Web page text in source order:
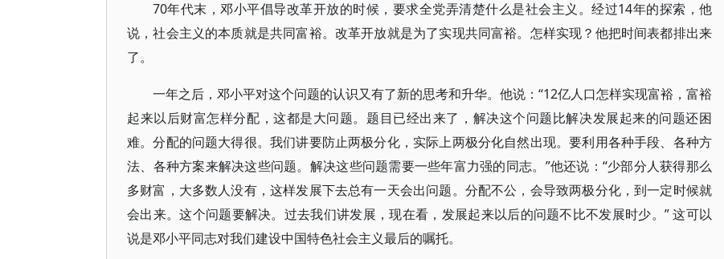
70年代末，邓小平倡导改革开放的时候，要求全党弄清楚什么是社会主义。经过14年的探索，他
说，社会主义的本质就是共同富裕。改革开放就是为了实现共同富裕。怎样实现？他把时间表都排出来
了。
一年之后，邓小平对这个问题的认识又有了新的思考和升华。他说：“12亿人口怎样实现富裕，富裕
起来以后财富怎样分配，这都是大问题。题目已经出来了，解决这个问题比解决发展起来的问题还困
难。分配的问题大得很。我们讲要防止两极分化，实际上两极分化自然出现。要利用各种手段、各种方
法、各种方案来解决这些问题。解决这些问题需要一些年富力强的同志。”他还说：“少部分人获得那么
多财富，大多数人没有，这样发展下去总有一天会出问题。分配不公，会导致两极分化，到一定时候就
会出来。这个问题要解决。过去我们讲发展，现在看，发展起来以后的问题不比不发展时少。” 这可以
说是邓小平同志对我们建设中国特色社会主义最后的嘱托。